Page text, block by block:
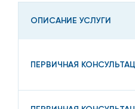
Гонорею.
ОПИСАНИЕ УСЛУГИ
ПЕРВИЧНАЯ